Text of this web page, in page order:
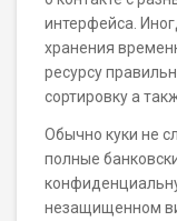
интерфейса.
хранения
ресурсу
сортировку а
Обычно куки не
полные
незащищенном